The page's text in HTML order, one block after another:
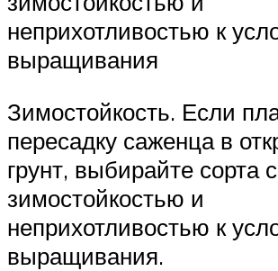
неприхотливостью к
выращивания
Зимостойкость. Если
пересадку саженца в
грунт, выбирайте сорта
зимостойкостью и
неприхотливостью к
выращивания.